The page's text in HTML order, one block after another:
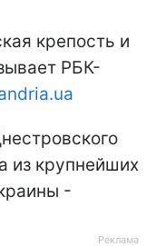
крепость и
РБК-
из крупнейших
-